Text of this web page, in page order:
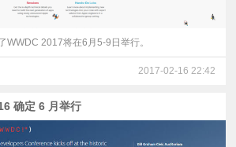
WWDC 2017将在6月5-9日举行。
2017-02-16 22:42
确定 6 月举行